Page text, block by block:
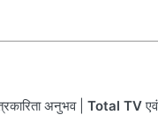
अनुभव | Total TVएवं